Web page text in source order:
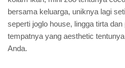
bersama keluarga, uniknya lagi
seperti joglo house, lingga tirta
tempatnya yang aesthetic
Anda.